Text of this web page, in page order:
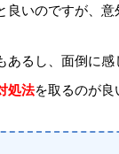
いのですが、意
あるし、面倒に
処法を取るのが良